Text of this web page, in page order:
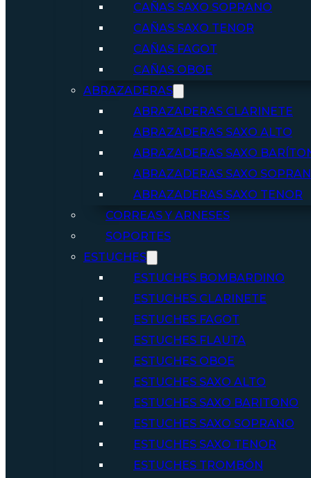
CAÑAS SAXO SOPRANO
CAÑAS SAXO TENOR
CAÑAS FAGOT
CAÑAS OBOE
ABRAZADERAS
ABRAZADERAS CLARINETE
ABRAZADERAS SAXO ALTO
ABRAZADERAS SAXO
ABRAZADERAS SAXO
ABRAZADERAS SAXO TENOR
CORREAS Y ARNESES
SOPORTES
ESTUCHES
ESTUCHES BOMBARDINO
ESTUCHES CLARINETE
ESTUCHES FAGOT
ESTUCHES FLAUTA
ESTUCHES OBOE
ESTUCHES SAXO ALTO
ESTUCHES SAXO BARITONO
ESTUCHES SAXO SOPRANO
ESTUCHES SAXO TENOR
ESTUCHES TROMBÓN